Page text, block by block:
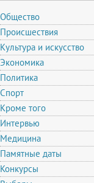
Общество
Происшествия
Культура и искусство
Экономика
Политика
Спорт
Кроме того
Интервью
Медицина
Памятные даты
Конкурсы